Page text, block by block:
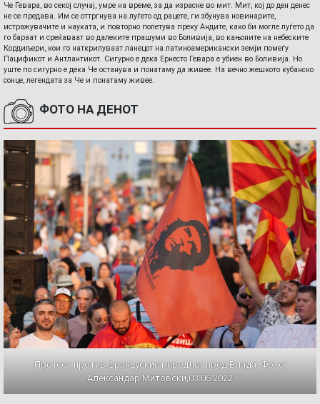
Че Гевара, во секој случај, умре на време, за да израсне во мит. Мит, кој до ден денес
не се предава. Им се оттргнува на луѓето од рацете, ги збунува новинарите,
истражувачите и науката, и повторно полетува преку Андите, како би могле луѓето да
го бараат и среќаваат во далеките прашуми во Боливија, во кањоните на небеските
Кордиљери, кои го наткрилуваат ланецот на латиноамерикански земји помеѓу
Пацификот и Антлантикот. Сигурно е дека Ернесто Гевара е убиен во Боливија. Но
уште по сигурно е дека Че останува и понатаму да живее. На вечно жешкото кубанско
сонце, легендата за Че и понатаму живее.
ФОТО НА ДЕНОТ
Протест против францускиот предлог пред Влада. Фото:
Александар Митовски,03.06.2022